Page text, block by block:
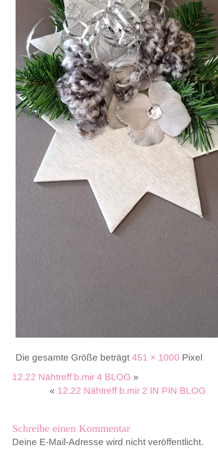
Die gesamte Größe beträgt 451 × 1000 Pixel
12.22 Nähtreff b.mir 4 BLOG »
« 12.22 Nähtreff b.mir 2 IN PIN BLOG
Schreibe einen Kommentar
Deine E-Mail-Adresse wird nicht veröffentlicht.